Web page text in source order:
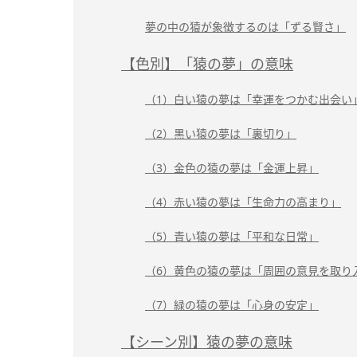
夢の中の猿が象徴するのは「ずる賢さ」
【色別】「猿の夢」の意味
（1）白い猿の夢は「幸運をつかむ出会い」
（2）黒い猿の夢は「裏切り」
（3）金色の猿の夢は「金運上昇」
（4）赤い猿の夢は「生命力の高まり」
（5）青い猿の夢は「平和な日常」
（6）黄色の猿の夢は「周囲の意見を取り
（7）緑の猿の夢は「心身の安定」
【シーン別】猿の夢の意味